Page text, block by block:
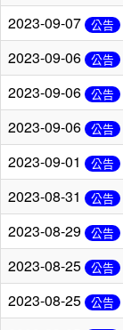
2023-09-07 公告
2023-09-06 公告
2023-09-06 公告
2023-09-06 公告
2023-09-01 公告
2023-08-31
公告
2023-08-29 公告
2023-08-25 公告
2023-08-25 公告